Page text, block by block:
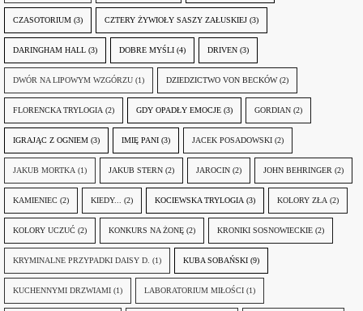
CZASOTORIUM (3) CZTERY ŻYWIOŁY SASZY ZAŁUSKIEJ (3)
DARINGHAM HALL (3) DOBRE MYŚLI (4) DRIVEN (3)
DWÓR NA LIPOWYM WZGÓRZU (1) DZIEDZICTWO VON BECKÓW (2)
FLORENCKA TRYLOGIA (2) GDY OPADŁY EMOCJE (3) GORDIAN (2)
IGRAJĄC Z OGNIEM (3) IMIĘ PANI (3) JACEK POSADOWSKI (2)
JAKUB MORTKA (1) JAKUB STERN (2) JAROCIN (2) JOHN BEHRINGER (2)
KAMIENIEC (2) KIEDY... (2) KOCIEWSKA TRYLOGIA (3) KOLORY ZŁA (2)
KOLORY UCZUĆ (2) KONKURS NA ŻONĘ (2) KRONIKI SOSNOWIECKIE (2)
KRYMINALNE PRZYPADKI DAISY D. (1) KUBA SOBAŃSKI (9)
KUCHENNYMI DRZWIAMI (1) LABORATORIUM MIŁOŚCI (1)